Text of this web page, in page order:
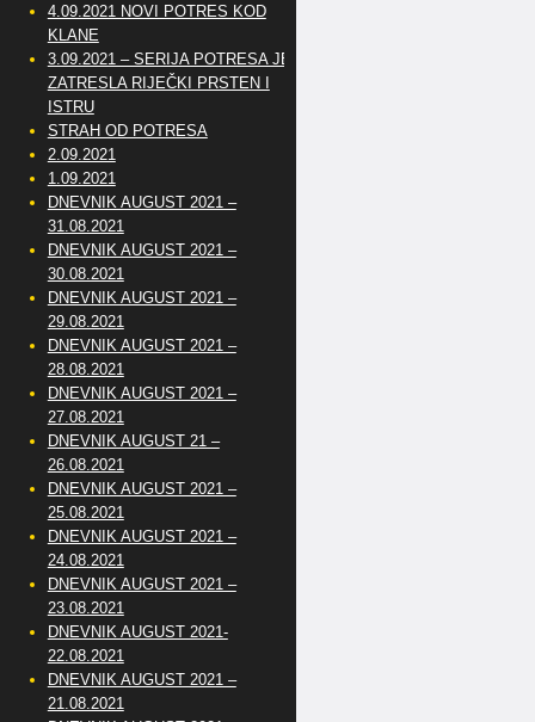
4.09.2021 NOVI POTRES KOD
KLANE
3.09.2021 – SERIJA POTRESA JE
ZATRESLA RIJEČKI PRSTEN I
ISTRU
STRAH OD POTRESA
2.09.2021
1.09.2021
DNEVNIK AUGUST 2021 –
31.08.2021
DNEVNIK AUGUST 2021 –
30.08.2021
DNEVNIK AUGUST 2021 –
29.08.2021
DNEVNIK AUGUST 2021 –
28.08.2021
DNEVNIK AUGUST 2021 –
27.08.2021
DNEVNIK AUGUST 21 –
26.08.2021
DNEVNIK AUGUST 2021 –
25.08.2021
DNEVNIK AUGUST 2021 –
24.08.2021
DNEVNIK AUGUST 2021 –
23.08.2021
DNEVNIK AUGUST 2021-
22.08.2021
DNEVNIK AUGUST 2021 –
21.08.2021